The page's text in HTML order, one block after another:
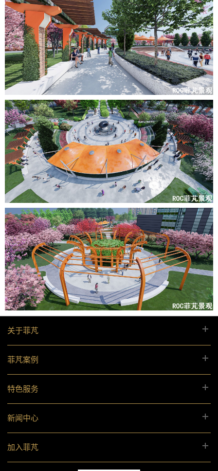
关于菲芃
菲芃案例
特色服务
新闻中心
加入菲芃